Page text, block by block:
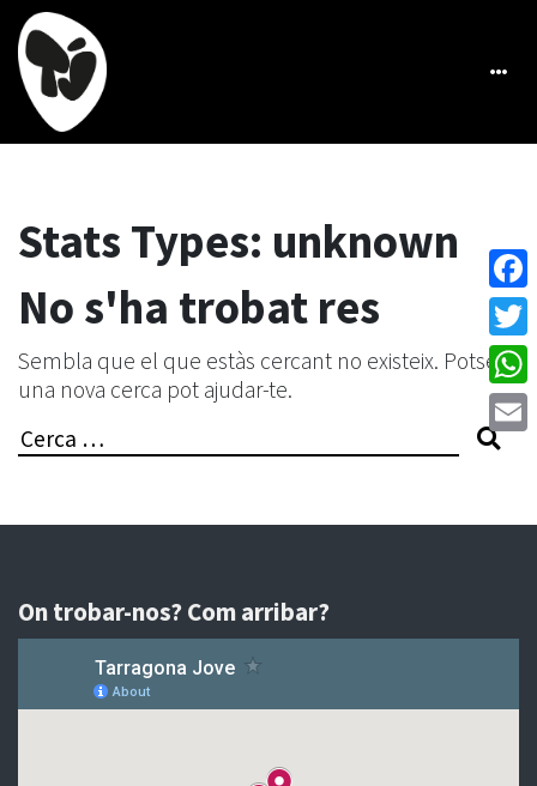
Stats Types: unknown
No s'ha trobat res
Sembla que el que estàs cercant no existeix. Potser
una nova cerca pot ajudar-te.
Search
On trobar-nos? Com arribar?